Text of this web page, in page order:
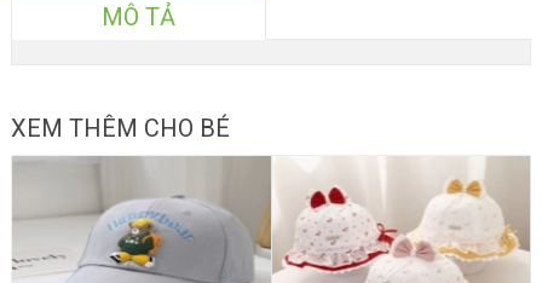
MÔ TẢ
XEM THÊM CHO BÉ